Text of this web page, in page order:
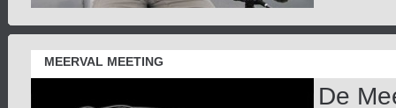
MEERVAL MEETING
De